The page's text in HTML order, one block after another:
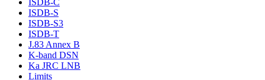
ISDB-S
ISDB-S3
ISDB-T
J.83 Annex B
K-band DSN
Ka JRC LNB
Limits